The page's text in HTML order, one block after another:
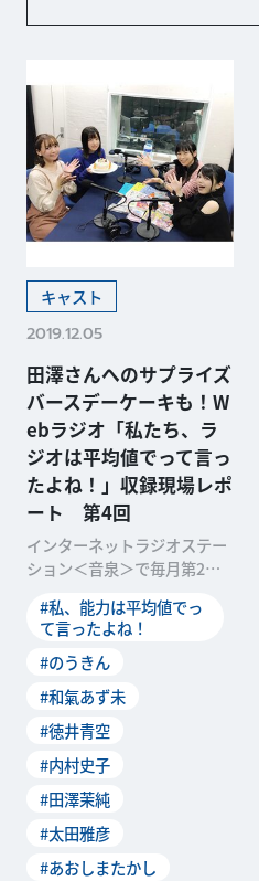
キャスト
2019.12.05
田澤さんへのサプライズ
バースデーケーキも！W
ebラジオ「私たち、ラ
ジオは平均値でって言っ
たよね！」収録現場レポ
ート 第4回
インターネットラジオステー
ション＜音泉＞で毎月第2・
オ「私たち、ラジオは
#私、能力は平均値でっ
て言ったよね！
#のうきん
#和氣あず未
#徳井青空
#内村史子
#田澤茉純
#太田雅彦
#あおしまたかし